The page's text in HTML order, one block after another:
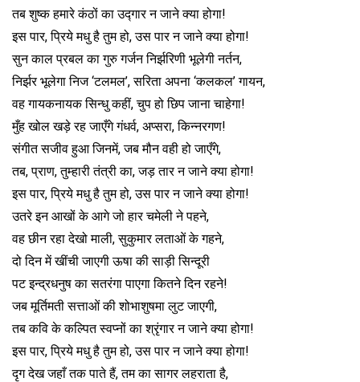
तब शुष्क हमारे कंठों का उद्गार न जाने क्या होगा!
इस पार, प्रिये मधु है तुम हो, उस पार न जाने क्या होगा!
सुन काल प्रबल का गुरु गर्जन निर्झरिणी भूलेगी नर्तन,
निर्झर भूलेगा निज ‘टलमल’, सरिता अपना ‘कलकल’ गायन,
वह गायकनायक सिन्धु कहीं, चुप हो छिप जाना चाहेगा!
मुँह खोल खड़े रह जा‌एँगे गंधर्व, अप्सरा, किन्नरगण!
संगीत सजीव हु‌आ जिनमें, जब मौन वही हो जा‌एँगे,
तब, प्राण, तुम्हारी तंत्री का, जड़ तार न जाने क्या होगा!
इस पार, प्रिये मधु है तुम हो, उस पार न जाने क्या होगा!
उतरे इन आखों के आगे जो हार चमेली ने पहने,
वह छीन रहा देखो माली, सुकुमार लता‌ओं के गहने,
दो दिन में खींची जा‌एगी ऊषा की साड़ी सिन्दूरी
पट इन्द्रधनुष का सतरंगा पा‌एगा कितने दिन रहने!
जब मूर्तिमती सत्ता‌ओं की शोभाशुषमा लुट जा‌एगी,
तब कवि के कल्पित स्वप्नों का श्रृंगार न जाने क्या होगा!
इस पार, प्रिये मधु है तुम हो, उस पार न जाने क्या होगा!
दृग देख जहाँ तक पाते हैं, तम का सागर लहराता है,